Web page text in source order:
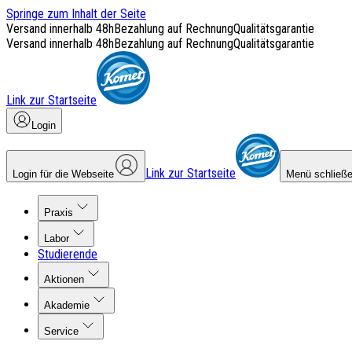
Springe zum Inhalt der Seite
Versand innerhalb 48hBezahlung auf RechnungQualitätsgarantie
Versand innerhalb 48hBezahlung auf RechnungQualitätsgarantie
Link zur Startseite
Login
Login für die Webseite Link zur Startseite Menü
Praxis
Labor
Studierende
Aktionen
Akademie
Service